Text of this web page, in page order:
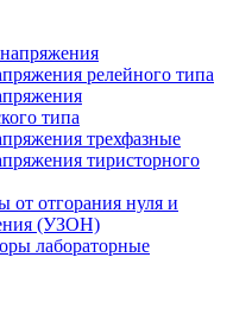
релейного типа
типа
трехфазные
тиристорного
от отгорания нуля и
(УЗОН)
лабораторные